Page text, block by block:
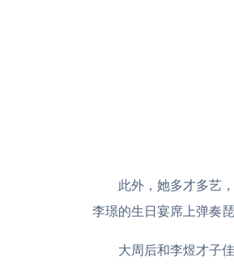
此外，她多才多艺
李璟的生日宴席上弹奏
大周后和李煜才子